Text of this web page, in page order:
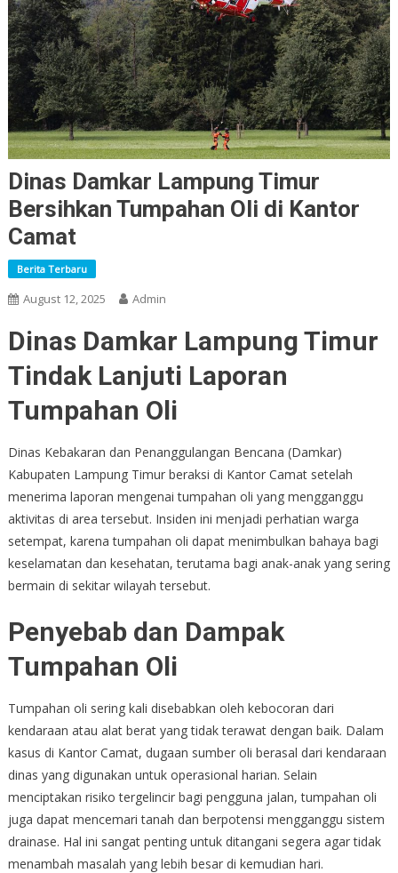
Dinas Damkar Lampung Timur
Bersihkan Tumpahan Oli di Kantor
Camat
Berita Terbaru
August 12, 2025 Admin
Dinas Damkar Lampung Timur
Tindak Lanjuti Laporan
Tumpahan Oli
Dinas Kebakaran dan Penanggulangan Bencana (Damkar)
Kabupaten Lampung Timur beraksi di Kantor Camat setelah
menerima laporan mengenai tumpahan oli yang mengganggu
aktivitas di area tersebut. Insiden ini menjadi perhatian warga
setempat, karena tumpahan oli dapat menimbulkan bahaya bagi
keselamatan dan kesehatan, terutama bagi anak-anak yang sering
bermain di sekitar wilayah tersebut.
Penyebab dan Dampak
Tumpahan Oli
Tumpahan oli sering kali disebabkan oleh kebocoran dari
kendaraan atau alat berat yang tidak terawat dengan baik. Dalam
kasus di Kantor Camat, dugaan sumber oli berasal dari kendaraan
dinas yang digunakan untuk operasional harian. Selain
menciptakan risiko tergelincir bagi pengguna jalan, tumpahan oli
juga dapat mencemari tanah dan berpotensi mengganggu sistem
drainase. Hal ini sangat penting untuk ditangani segera agar tidak
menambah masalah yang lebih besar di kemudian hari.